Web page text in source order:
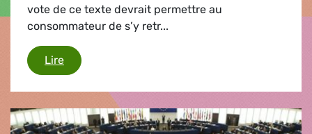
vote de ce texte devrait permettre au
consommateur de s’y retr...
LireAliments pour bébés